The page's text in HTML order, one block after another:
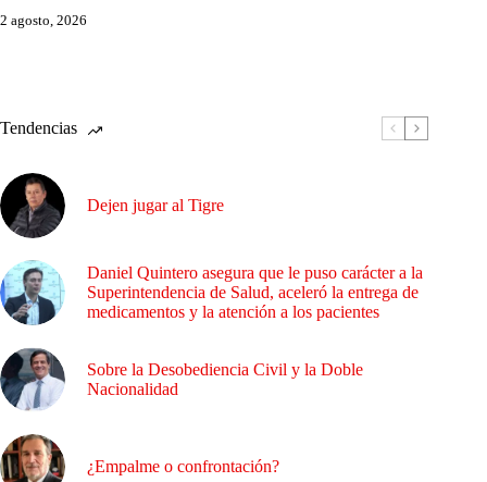
2 agosto, 2026
Tendencias
Dejen jugar al Tigre
Daniel Quintero asegura que le puso carácter a la
Superintendencia de Salud, aceleró la entrega de
medicamentos y la atención a los pacientes
Sobre la Desobediencia Civil y la Doble
Nacionalidad
¿Empalme o confrontación?